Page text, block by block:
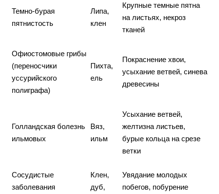
Темно-бурая
пятнистость
Липа,
клен
Крупные темные пятна
на листьях, некроз
тканей
Офиостомовые грибы
(переносчики
уссурийского
полиграфа)
Пихта,
ель
Покраснение хвои,
усыхание ветвей, синева
древесины
Голландская болезнь
ильмовых
Вяз,
ильм
Усыхание ветвей,
желтизна листьев,
бурые кольца на срезе
ветки
Сосудистые
заболевания
Клен,
дуб,
Увядание молодых
побегов, побурение